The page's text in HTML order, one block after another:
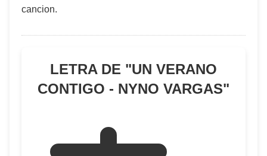
cancion.
LETRA DE "UN VERANO
CONTIGO - NYNO VARGAS"